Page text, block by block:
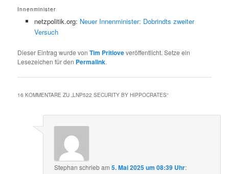
Innenminister
netzpolitik.org: Neuer Innenminister: Dobrindts zweiter
Versuch
Dieser Eintrag wurde vonTim Pritloveveröffentlicht. Setze ein
Lesezeichen für den Permalink.
16 KOMMENTARE ZU „LNP522 SECURITY BY HIPPOCRATES“
Stephan schriebam5. Mai 2025 um 08:39 Uhr: